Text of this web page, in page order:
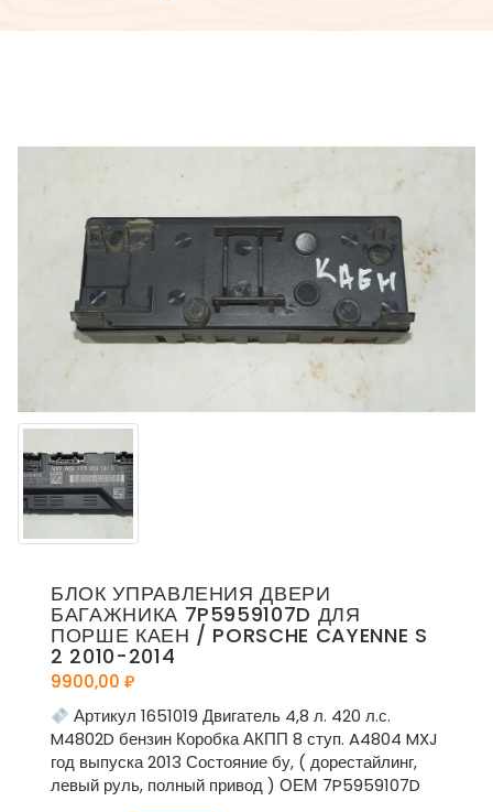
БЛОК УПРАВЛЕНИЯ ДВЕРИ
БАГАЖНИКА 7P5959107D ДЛЯ
ПОРШЕ КАЕН / PORSCHE CAYENNE S
2 2010-2014
9900,00 ₽
Артикул 1651019 Двигатель 4,8 л. 420 л.с.
M4802D бензин Коробка АКПП 8 ступ. A4804 MXJ
год выпуска 2013 Состояние бу, ( дорестайлинг,
левый руль, полный привод ) ОЕМ 7P5959107D